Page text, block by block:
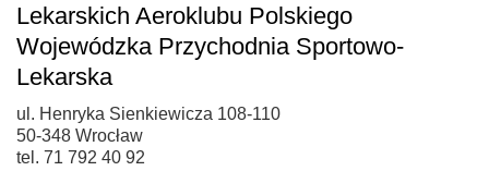
Lekarskich Aeroklubu Polskiego
Wojewódzka Przychodnia Sportowo-
Lekarska
ul. Henryka Sienkiewicza 108-110
50-348 Wrocław
tel. 71 792 40 92